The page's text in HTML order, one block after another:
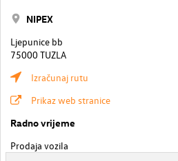
NIPEX
Ljepunice bb
75000 TUZLA
Izračunaj rutu
Prikaz web stranice
Radno vrijeme
Prodaja vozila